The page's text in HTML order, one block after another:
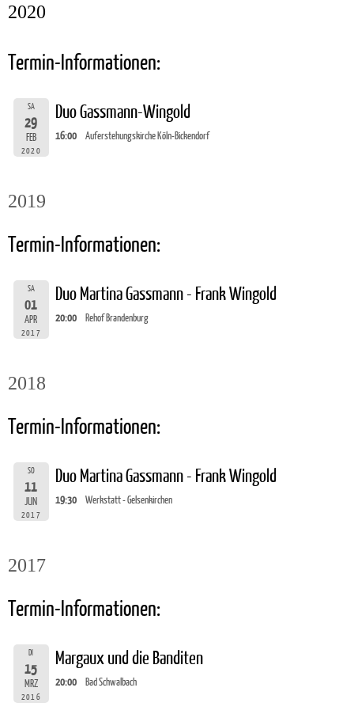
2020
Termin-Informationen:
SA
29
FEB
2020
Duo Gassmann-Wingold
16:00 Auferstehungskirche Köln-Bickendorf
2019
Termin-Informationen:
SA
01
APR
2017
Duo Martina Gassmann - Frank Wingold
20:00 Rehof Brandenburg
2018
Termin-Informationen:
SO
11
JUN
2017
Duo Martina Gassmann - Frank Wingold
19:30 Werkstatt - Gelsenkirchen
2017
Termin-Informationen:
DI
15
MRZ
2016
Margaux und die Banditen
20:00 Bad Schwalbach